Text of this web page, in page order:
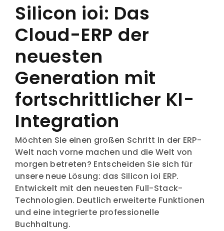
Silicon ioi: Das
Cloud-ERP der
neuesten
Generation mit
fortschrittlicher KI-
Integration
Möchten Sie einen großen Schritt in der ERP-
Welt nach vorne machen und die Welt von
morgen betreten? Entscheiden Sie sich für
unsere neue Lösung: das Silicon ioi ERP.
Entwickelt mit den neuesten Full-Stack-
Technologien. Deutlich erweiterte Funktionen
und eine integrierte professionelle
Buchhaltung.